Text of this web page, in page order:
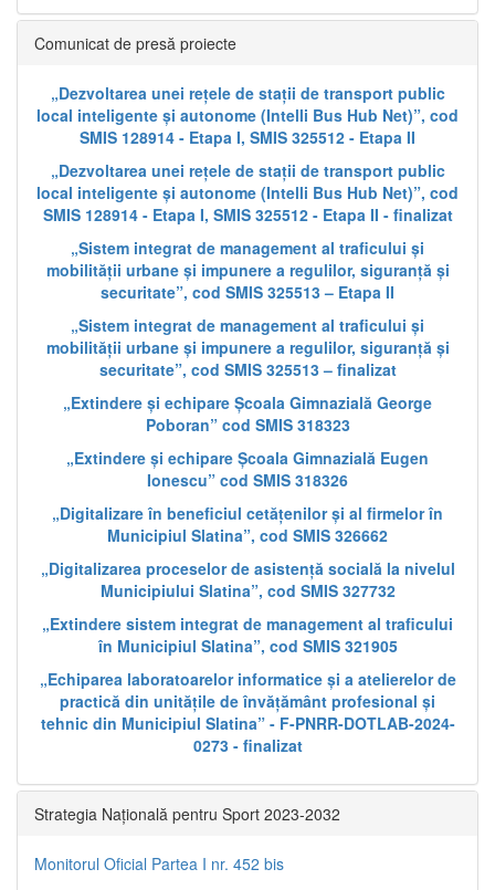
Comunicat de presă proiecte
„Dezvoltarea unei rețele de stații de transport public
local inteligente și autonome (Intelli Bus Hub Net)”, cod
SMIS 128914 - Etapa I, SMIS 325512 - Etapa II
„Dezvoltarea unei rețele de stații de transport public
local inteligente și autonome (Intelli Bus Hub Net)”, cod
SMIS 128914 - Etapa I, SMIS 325512 - Etapa II - finalizat
„Sistem integrat de management al traficului și
mobilității urbane și impunere a regulilor, siguranță și
securitate”, cod SMIS 325513 – Etapa II
„Sistem integrat de management al traficului și
mobilității urbane și impunere a regulilor, siguranță și
securitate”, cod SMIS 325513 – finalizat
„Extindere și echipare Școala Gimnazială George
Poboran” cod SMIS 318323
„Extindere și echipare Școala Gimnazială Eugen
Ionescu” cod SMIS 318326
„Digitalizare în beneficiul cetățenilor și al firmelor în
Municipiul Slatina”, cod SMIS 326662
„Digitalizarea proceselor de asistență socială la nivelul
Municipiului Slatina”, cod SMIS 327732
„Extindere sistem integrat de management al traficului
în Municipiul Slatina”, cod SMIS 321905
„Echiparea laboratoarelor informatice și a atelierelor de
practică din unitățile de învățământ profesional și
tehnic din Municipiul Slatina” - F-PNRR-DOTLAB-2024-
0273 - finalizat
Strategia Națională pentru Sport 2023-2032
Monitorul Oficial Partea I nr. 452 bis